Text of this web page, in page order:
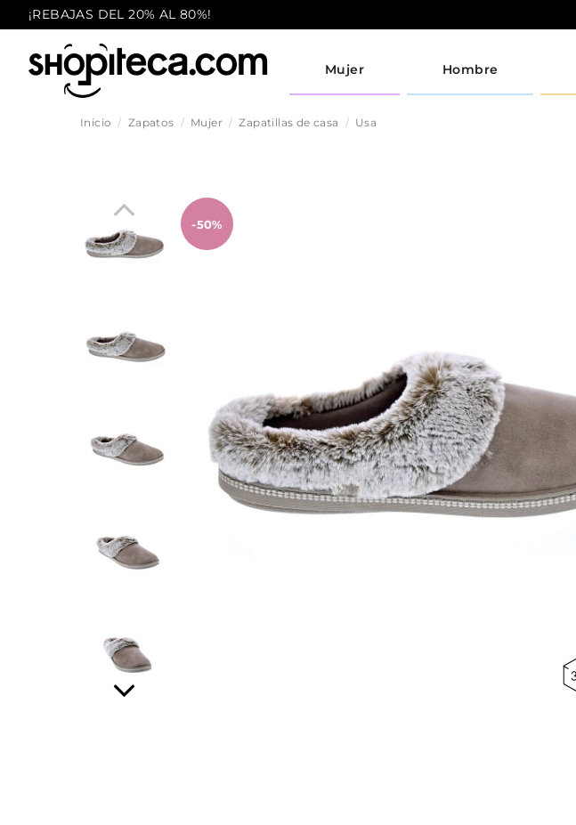
¡REBAJAS DEL 20% AL 80%!
Mujer Hombre
Inicio Zapatos Mujer Zapatillas de casa Usa
-50%